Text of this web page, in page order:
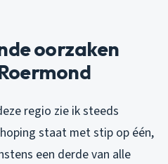
oorzaken
regio zie ik steeds
staat met stip op één,
een derde van alle